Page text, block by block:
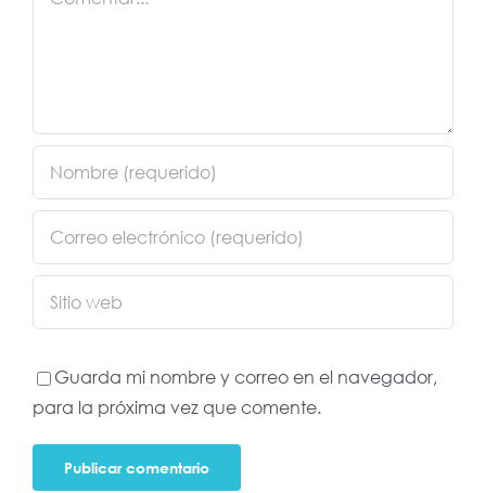
Guarda mi nombre y correo en el navegador,
para la próxima vez que comente.